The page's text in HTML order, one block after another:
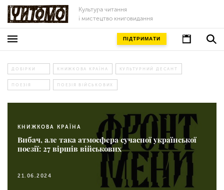
Культура читання
і мистецтво книговидання
ПІДТРИМАТИ
ДОБІРКИ КНИЖКОВА КРАЇНА КУЛЬТУРНИЙ ДЕСАНТ
ПОЕЗІЯ ПОЕЗІЯ ВІЙСЬКОВИХ
КНИЖКОВА КРАЇНА
Вибач, але така атмосфера сучасної української
поезії: 27 віршів військових
21.06.2024